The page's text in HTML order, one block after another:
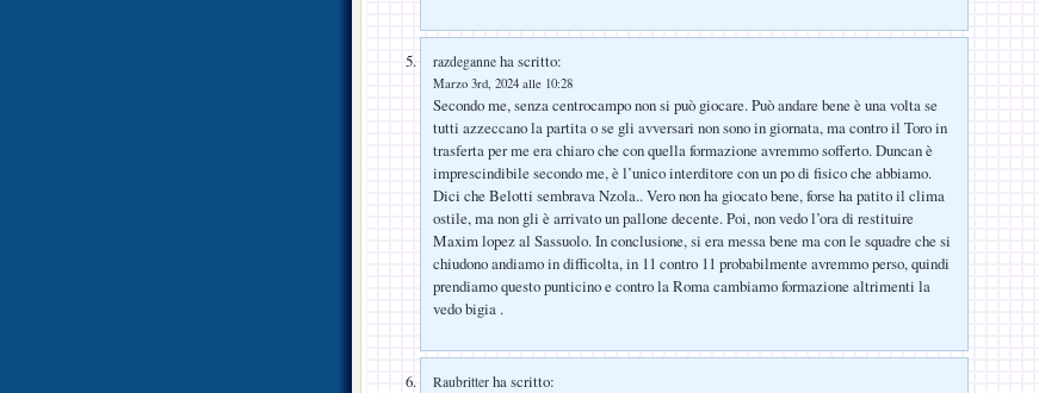
razdeganne ha scritto:
Marzo 3rd, 2024 alle 10:28
Secondo me, senza centrocampo non si può giocare. Può andare bene è una volta se
tutti azzeccano la partita o se gli avversari non sono in giornata, ma contro il Toro in
trasferta per me era chiaro che con quella formazione avremmo sofferto. Duncan è
imprescindibile secondo me, è l’unico interditore con un po di fisico che abbiamo.
Dici che Belotti sembrava Nzola.. Vero non ha giocato bene, forse ha patito il clima
ostile, ma non gli è arrivato un pallone decente. Poi, non vedo l’ora di restituire
Maxim lopez al Sassuolo. In conclusione, si era messa bene ma con le squadre che si
chiudono andiamo in difficolta, in 11 contro 11 probabilmente avremmo perso, quindi
prendiamo questo punticino e contro la Roma cambiamo formazione altrimenti la
vedo bigia .
Raubritter ha scritto: